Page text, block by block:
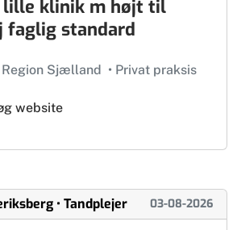
lille klinik m højt til
standard
Region Sjælland • Privat praksis
website
• Tandplejer 03-08-2026